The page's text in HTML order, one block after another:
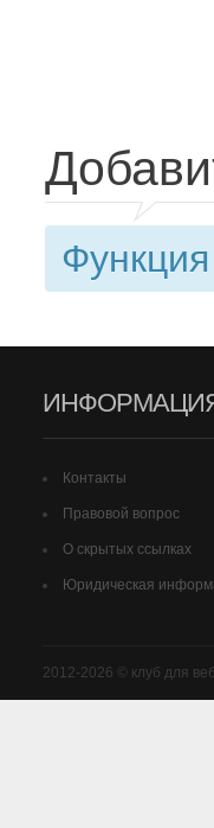
Контакты
Правовой вопрос
О скрытых ссылках
Юридическая
2012-2026 © клуб для